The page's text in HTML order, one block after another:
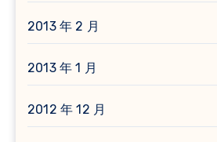
2013 年 2 月
2013 年 1 月
2012 年 12 月